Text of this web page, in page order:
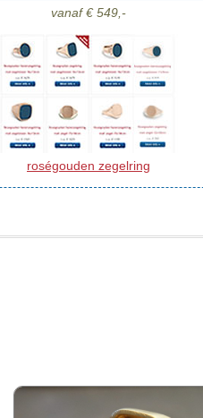
vanaf € 549,-
roségouden zegelring